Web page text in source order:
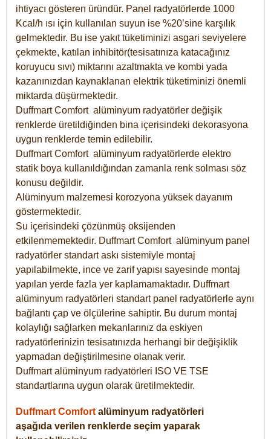
ihtiyacı gösteren üründür. Panel radyatörlerde 1000
Kcal/h ısı için kullanılan suyun ise %20’sine karşılık
gelmektedir. Bu ise yakıt tüketiminizi asgari seviyelere
çekmekte, katılan inhibitör(tesisatınıza katacağınız
koruyucu sıvı) miktarını azaltmakta ve kombi yada
kazanınızdan kaynaklanan elektrik tüketiminizi önemli
miktarda düşürmektedir.
Duffmart Comfort alüminyum radyatörler değişik
renklerde üretildiğinden bina içerisindeki dekorasyona
uygun renklerde temin edilebilir.
DuffmartComfort alüminyum radyatörlerde elektro
statik boya kullanıldığından zamanla renk solması söz
konusu değildir.
Alüminyum malzemesi korozyona yüksek dayanım
göstermektedir.
Su içerisindeki çözünmüş oksijenden
etkilenmemektedir. DuffmartComfort alüminyum panel
radyatörler standart askı sistemiyle montaj
yapılabilmekte, ince ve zarif yapısı sayesinde montaj
yapılan yerde fazla yer kaplamamaktadır. Duffmart
alüminyum radyatörleri standart panel radyatörlerle aynı
bağlantı çap ve ölçülerine sahiptir. Bu durum montaj
kolaylığı sağlarken mekanlarınız da eskiyen
radyatörlerinizin tesisatınızda herhangi bir değişiklik
yapmadan değiştirilmesine olanak verir.
Duffmart alüminyum radyatörleri ISO VE TSE
standartlarına uygun olarak üretilmektedir.
Duffmart Comfort alüminyum radyatörleri
aşağıda verilen renklerde seçim yaparak